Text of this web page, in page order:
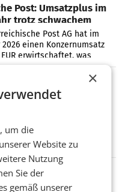
Post: Umsatzplus im
trotz schwachem
Post AG hat im
einen Konzernumsatz
erwirtschaftet, was
Prozent gegenüber dem
spart und macht
Gewinn
hat im
operativ
übertroffen.
Zirkularität: ARA und
×
um die
Website zu
Nutzung
Sie der
gemäß unserer